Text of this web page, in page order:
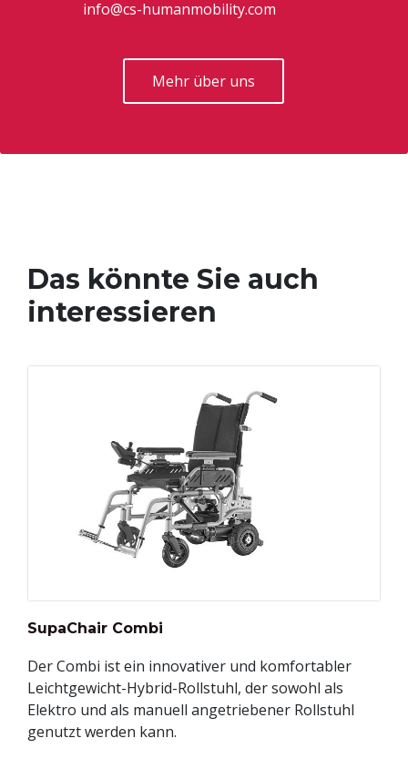
info@cs-humanmobility.com
Mehr über uns
Das könnte Sie auch
interessieren
SupaChair Combi
Der Combi ist ein innovativer und komfortabler
Leichtgewicht-Hybrid-Rollstuhl, der sowohl als
Elektro und als manuell angetriebener Rollstuhl
genutzt werden kann.